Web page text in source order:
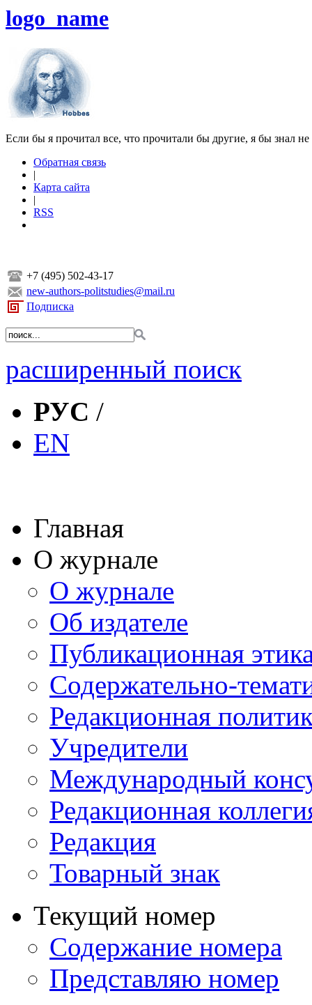
logo_name
Если бы я прочитал все, что прочитали бы другие, я бы знал
Обратная связь
|
Карта сайта
|
RSS
+7 (495) 502-43-17
new-authors-politstudies@mail.ru
Подписка
расширенный поиск
РУС /
EN
Главная
О журнале
О журнале
Об издателе
Публикационная
Содержательно-
Редакционная
Учредители
Международный
Редакционная
Редакция
Товарный знак
Текущий номер
Содержание номера
Представляю номер